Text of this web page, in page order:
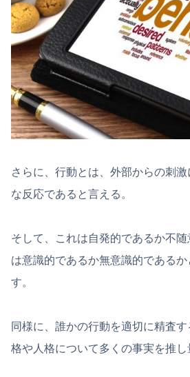
さらに、行動とは、外部からの刺
な反応であると言える。
そして、これは自発的であるか不
は意識的であるか無意識的であるか
す。
同様に、誰かの行動を適切に精査
格や人格について多くの事実を推し